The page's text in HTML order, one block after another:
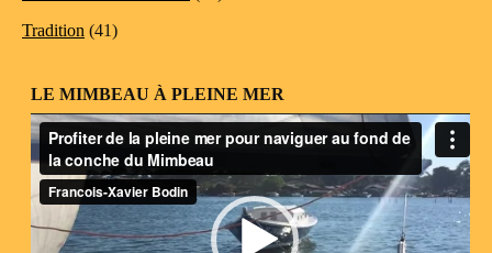
Tradition (41)
LE MIMBEAU À PLEINE MER
Lecteur
vidéo